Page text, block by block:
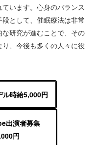
います。心身のバランス
として、催眠療法は非常
研究が進むことで、その
、今後も多くの人々に役
ル時給5,000円
出演者募集
円